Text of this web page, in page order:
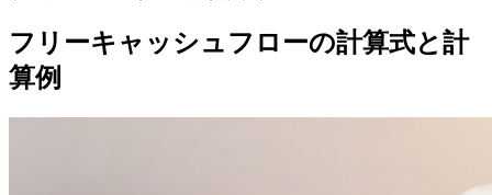
フリーキャッシュフローの計算式と計
算例